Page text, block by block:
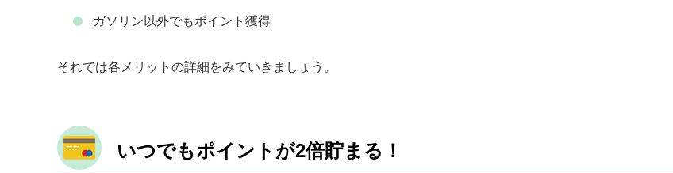
ガソリン以外でもポイント獲得
それでは各メリットの詳細をみていきましょう。
いつでもポイントが2倍貯まる！